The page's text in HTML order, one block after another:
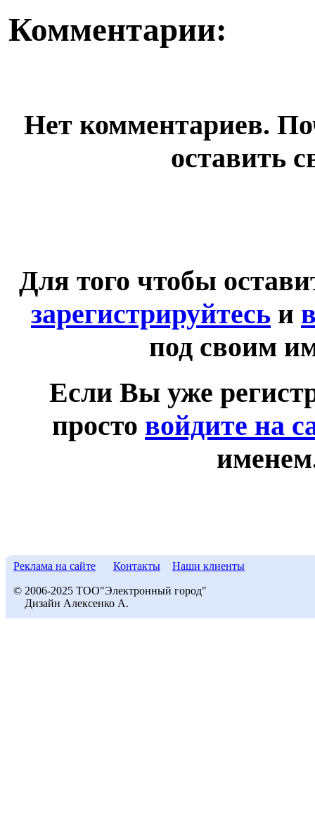
Комментарии:
Нет комментариев.
оставить
Для того чтобы
зарегистрируйтесь и
под своим
Если Вы уже
просто войдите на
Реклама на сайте Контакты Наши клиенты
© 2006-2025 ТОО"Электронный город"
Дизайн Алексенко А.